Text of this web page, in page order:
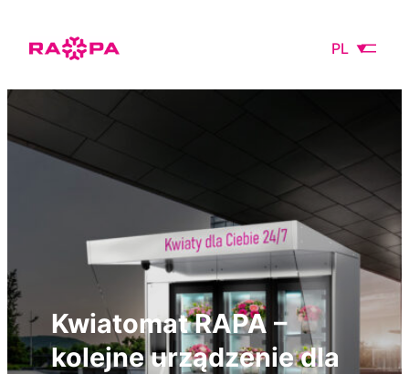
PL
Kwiatomat RAPA –
kolejne urządzenie dla